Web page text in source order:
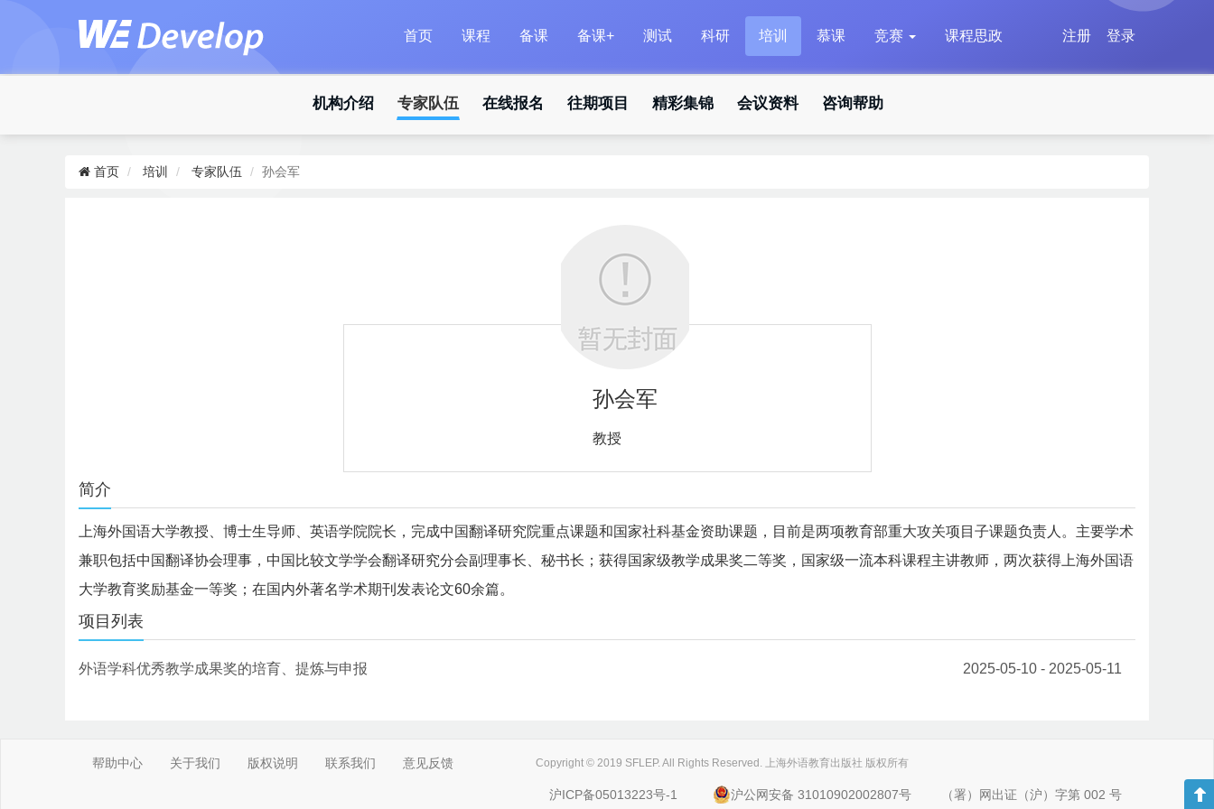
首页 课程 备课 备课+ 测试 科研 培训 慕课 竞赛 课程思政 登录
注册
机构介绍 专家队伍 在线报名 往期项目 精彩集锦 会议资料 咨询帮助
首页 培训 专家队伍 孙会军
孙会军
教授
简介
上海外国语大学教授、博士生导师、英语学院院长，完成中国翻译研究院重点课题和国家社科基金资助课题，目前是两项教育部重大攻关项目子课题负责人。主要学术
兼职包括中国翻译协会理事，中国比较文学学会翻译研究分会副理事长、秘书长；获得国家级教学成果奖二等奖，国家级一流本科课程主讲教师，两次获得上海外国语
大学教育奖励基金一等奖；在国内外著名学术期刊发表论文60余篇。
项目列表
外语学科优秀教学成果奖的培育、提炼与申报 2025-05-10 - 2025-05-11
帮助中心 关于我们 版权说明 联系我们 意见反馈 Copyright © 2019 SFLEP. All Rights Reserved. 上海外语教育出版社 版权所有
沪ICP备05013223号-1 沪公网安备 31010902002807号 （署）网出证（沪）字第 002 号